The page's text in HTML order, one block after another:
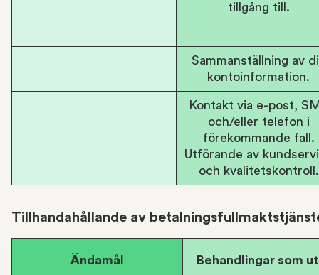
tillgång till.
Sammanställning av
kontoinformation.
Kontakt via e-post,
och/eller telefon i
förekommande fall.
Utförande av
och kvalitetskontroll.
Tillhandahållande av
Ändamål Behandlingar som